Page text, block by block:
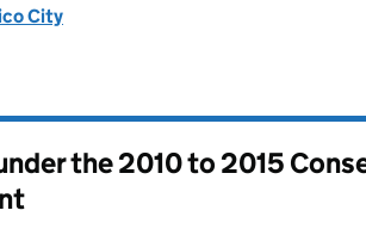
City
the2010 to 2015